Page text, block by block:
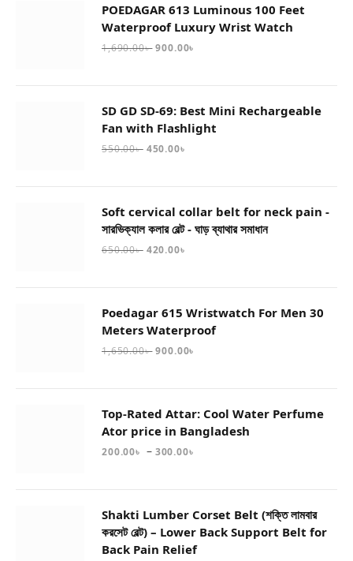
POEDAGAR 613 Luminous 100 Feet
Waterproof Luxury Wrist Watch
1,690.00৳ 900.00৳
SD GD SD-69: Best Mini Rechargeable
Fan with Flashlight
550.00৳ 450.00৳
Soft cervical collar belt for neck pain -
সারভিক্যাল কলার বেল্ট - ঘাড় ব্যাথার সমাধান
650.00৳ 420.00৳
Poedagar 615 Wristwatch For Men 30
Meters Waterproof
1,650.00৳ 900.00৳
Top-Rated Attar: Cool Water Perfume
Ator price in Bangladesh
200.00৳ – 300.00৳
Shakti Lumber Corset Belt (শক্তি লামবার
করসেট বেল্ট) – Lower Back Support Belt for
Back Pain Relief